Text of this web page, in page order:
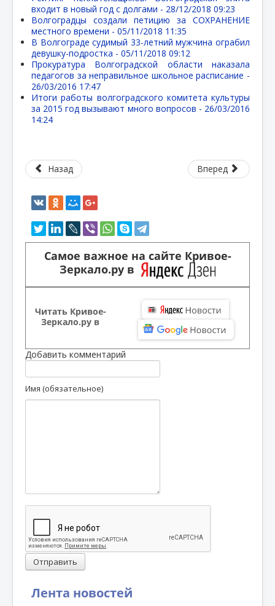
Лента новостей
входит в новый год с долгами - 28/12/2018 09:23
Волгоградцы создали петицию за СОХРАНЕНИЕ
местного времени - 05/11/2018 11:35
В Волгограде судимый 33-летний мужчина ограбил
девушку-подростка - 05/11/2018 09:12
Прокуратура Волгоградской области наказала
педагогов за неправильное школьное расписание -
26/03/2016 17:47
Итоги работы волгоградского комитета культуры
за 2015 год вызывают много вопросов - 26/03/2016
14:24
Назад Вперед
Самое важное на сайте Кривое-
Зеркало.ру в
Читать Кривое-
Зеркало.ру в
Добавить комментарий
Имя (обязательное)
Отправить